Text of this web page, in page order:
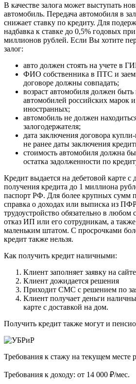
В качестве залога может выступать
автомобиль. Передача автомобиля в
снижает ставку по кредиту. Для
надбавка к ставке до 0,5% годовых
миллионов рублей. Если Вы хотите
залог:
авто должен стоять на учете в
ФИО собственника в ПТС и
договоре должны совпадать;
возраст автомобиля должен быть
автомобилей российских марок
иностранных;
автомобиль не должен
залогодержателя;
дата заключения договора
не ранее даты заключения
стоимость автомобиля должна
остатка задолженности по
Кредит выдается на дебетовой карте с
получения кредита до 1 миллиона
паспорт РФ. Для более крупных
справка о доходах или выписка из
трудоустройство обязательно в любом
отказ ИП или его сотрудникам, а
маленьким штатом. С просрочками
кредит также нельзя.
Как получить кредит наличными:
Клиент заполняет заявку на сайте
Клиент дожидается решения
Приходит СМС с решением по
Клиент получает деньги
карте с доставкой на дом.
Получить кредит также могут и
Требования к стажу на текущем месте
Требования к доходу: от 14 000 ₽/мес.